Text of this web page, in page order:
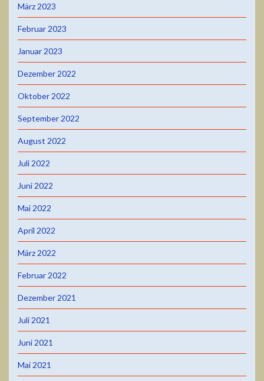
März 2023
Februar 2023
Januar 2023
Dezember 2022
Oktober 2022
September 2022
August 2022
Juli 2022
Juni 2022
Mai 2022
April 2022
März 2022
Februar 2022
Dezember 2021
Juli 2021
Juni 2021
Mai 2021